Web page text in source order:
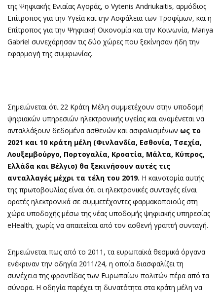
της Ψηφιακής Ενιαίας Αγοράς, ο Vytenis Andriukaitis, αρμόδιος
Επίτροπος για την Υγεία και την Ασφάλεια των Τροφίμων, και η
Επίτροπος για την Ψηφιακή Οικονομία και την Κοινωνία, Mariya
Gabriel συνεχάρησαν τις δύο χώρες που ξεκίνησαν ήδη την
εφαρμογή της συμφωνίας.
Σημειώνεται ότι 22 Κράτη Μέλη συμμετέχουν στην υποδομή
ψηφιακών υπηρεσιών ηλεκτρονικής υγείας και αναμένεται να
ανταλλάξουν δεδομένα ασθενών και ασφαλισμένων ως το
2021 και 10 κράτη μέλη (Φινλανδία, Εσθονία, Τσεχία,
Λουξεμβούργο, Πορτογαλία, Κροατία, Μάλτα, Κύπρος,
Ελλάδα και Βέλγιο) θα ξεκινήσουν αυτές τις
ανταλλαγές μέχρι τα τέλη του 2019. Η καινοτομία αυτής
της πρωτοβουλίας είναι ότι οι ηλεκτρονικές συνταγές είναι
ορατές ηλεκτρονικά σε συμμετέχοντες φαρμακοποιούς στη
χώρα υποδοχής μέσω της νέας υποδομής ψηφιακής υπηρεσίας
eHealth, χωρίς να απαιτείται από τον ασθενή γραπτή συνταγή.
Σημειώνεται πως από το 2011, τα ευρωπαϊκά θεσμικά όργανα
ενέκριναν την οδηγία 2011/24, η οποία διασφαλίζει τη
συνέχεια της φροντίδας των Ευρωπαίων πολιτών πέρα από τα
σύνορα. Η οδηγία παρέχει τη δυνατότητα στα κράτη μέλη να